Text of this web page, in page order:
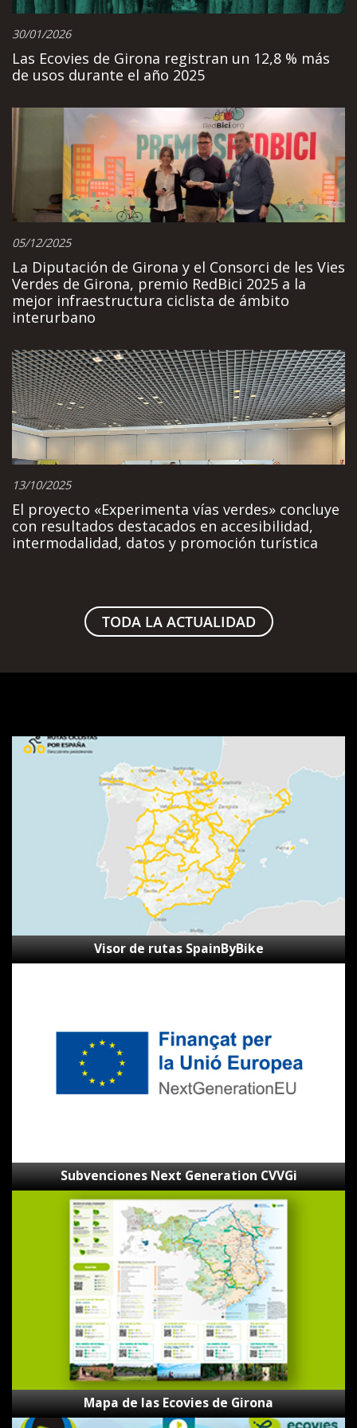
30/01/2026
Las Ecovies de Girona registran un 12,8 % más
de usos durante el año 2025
05/12/2025
La Diputación de Girona y el Consorci de les Vies
Verdes de Girona, premio RedBici 2025 a la
mejor infraestructura ciclista de ámbito
interurbano
13/10/2025
El proyecto «Experimenta vías verdes» concluye
con resultados destacados en accesibilidad,
intermodalidad, datos y promoción turística
TODA LA ACTUALIDAD
Visor
Visor de rutas SpainByBike
Subvenciones Next Generation CVVGi
Mapa de las Ecovies de Girona
Los